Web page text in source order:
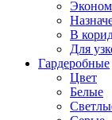
Эконом
В
Для
Гардеробные
Цвет
Белые